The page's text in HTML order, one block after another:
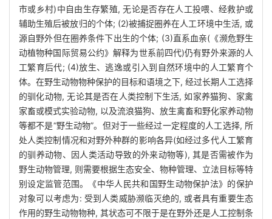
市或乡村)中自由生存繁殖, 无论是否存在人工投喂、经救护或
辅助生殖后被放归的个体; (2)被捕捉圈养在人工环境中生活, 或
源自野外但在圈养条件下出生的个体; (3)直系血亲(《濒危野生
动植物种国际贸易公约》解释为世系前四代)仍有野外来源的人
工繁育后代; (4)放生、逃逸或引入到自然环境中的人工繁育个
体。在野生动物物种保护的目标和语境之下, 经过长期人工选择
的驯化动物, 无论其是否在人类控制下生活, 如家养猫狗、家禽
家畜或模式实验动物, 以及流浪猫狗、放生禽畜和野化家养动物
等都不是“野生动物”。但对于一些经过一定程度的人工选择, 所
处人类控制情况和对野外种群的影响各异(如经过多代人工繁育
的驯养动物、因人类活动导致的外来动物等), 其是否需被作为
野生动物管理, 则需要根据生态安全、物种管理、立法目标等特
别设定监管范围。《中华人民共和国野生动物保护法》的保护
对象可以考虑为: 受到人类威胁濒临灭绝的, 或者具有重要生态
作用的野生动物物种, 其状态可不限于是在野外还是人工控制条